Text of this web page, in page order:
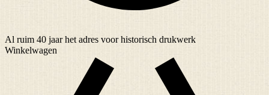
Al ruim 40 jaarhet adres voor historisch drukwerk
Winkelwagen